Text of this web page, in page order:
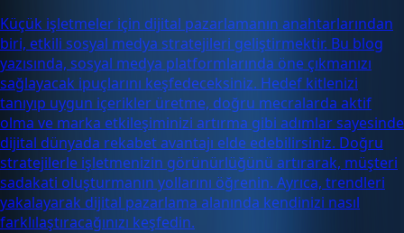
Küçük işletmeler için dijital pazarlamanın anahtarlarından
biri, etkili sosyal medya stratejileri geliştirmektir. Bu blog
yazısında, sosyal medya platformlarında öne çıkmanızı
sağlayacak ipuçlarını keşfedeceksiniz. Hedef kitlenizi
tanıyıp uygun içerikler üretme, doğru mecralarda aktif
olma ve marka etkileşiminizi artırma gibi adımlar sayesinde
dijital dünyada rekabet avantajı elde edebilirsiniz. Doğru
stratejilerle işletmenizin görünürlüğünü artırarak, müşteri
sadakati oluşturmanın yollarını öğrenin. Ayrıca, trendleri
yakalayarak dijital pazarlama alanında kendinizi nasıl
farklılaştıracağınızı keşfedin.